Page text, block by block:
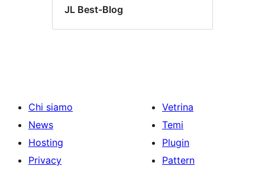
JL Best-Blog
Chi siamo
News
Hosting
Privacy
Vetrina
Temi
Plugin
Pattern